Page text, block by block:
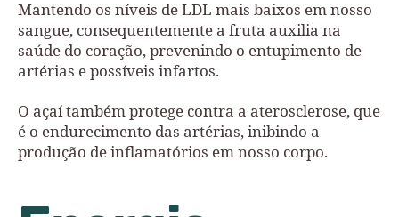
Mantendo os níveis de LDL mais baixos em nosso
sangue, consequentemente a fruta auxilia na
saúde do coração, prevenindo o entupimento de
artérias e possíveis infartos.
O açaí também protege contra a aterosclerose, que
é o endurecimento das artérias, inibindo a
produção de inflamatórios em nosso corpo.